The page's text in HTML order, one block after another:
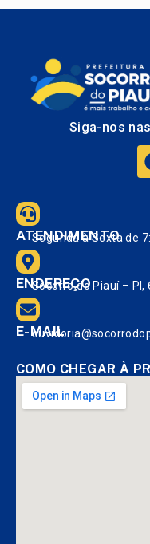
Siga-nos
ATENDIMENTO
Segunda à Sexta de
ENDEREÇO
Socorro do Piauí – PI,
E-MAIL
COMO CHEGAR À